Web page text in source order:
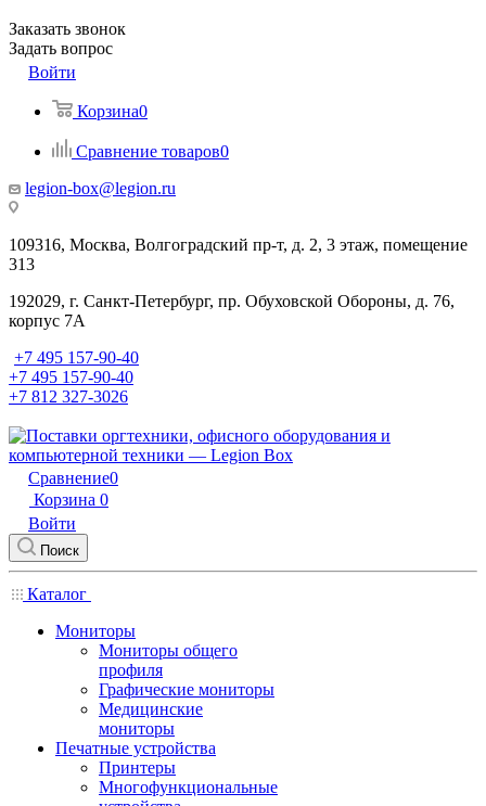
Заказать звонок
Задать вопрос
Войти
Корзина0
Сравнение товаров0
legion-box@legion.ru
109316, Москва, Волгоградский пр-т, д. 2, 3 этаж, помещение
313
192029, г. Санкт-Петербург, пр. Обуховской Обороны, д. 76,
корпус 7А
+7 495 157-90-40
+7 495 157-90-40
+7 812 327-3026
Сравнение0
Корзина 0
Войти
Поиск
Каталог
Мониторы
Мониторы общего
профиля
Графические мониторы
Медицинские
мониторы
Печатные устройства
Принтеры
Многофункциональные